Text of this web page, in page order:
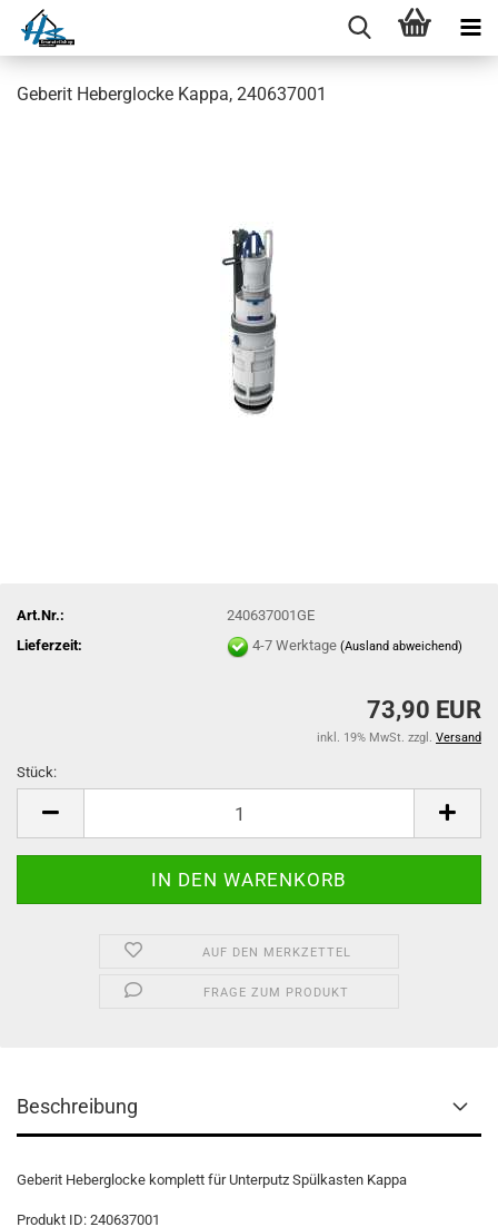
Geberit Heberglocke Kappa, 240637001
Art.Nr.:
240637001GE
Lieferzeit:
4-7 Werktage(Ausland abweichend)
73,90 EUR
inkl. 19% MwSt. zzgl. Versand
Stück:
AUF DEN MERKZETTEL
FRAGE ZUM PRODUKT
Beschreibung
Geberit Heberglocke komplett für Unterputz Spülkasten Kappa
Produkt ID: 240637001